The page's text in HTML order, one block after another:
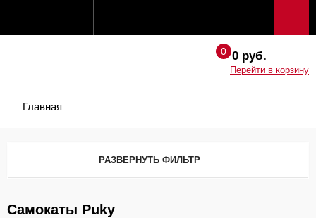
0 руб.
Перейти в корзину
Главная
РАЗВЕРНУТЬ ФИЛЬТР
Самокаты Puky